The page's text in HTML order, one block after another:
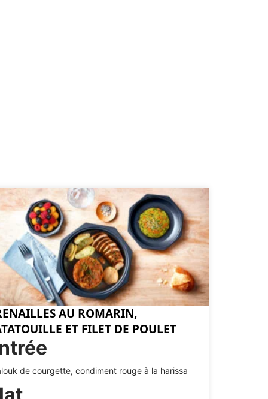
AU ROMARIN,
ET FILET DE POULET
de courgette, condiment rouge à la harissa